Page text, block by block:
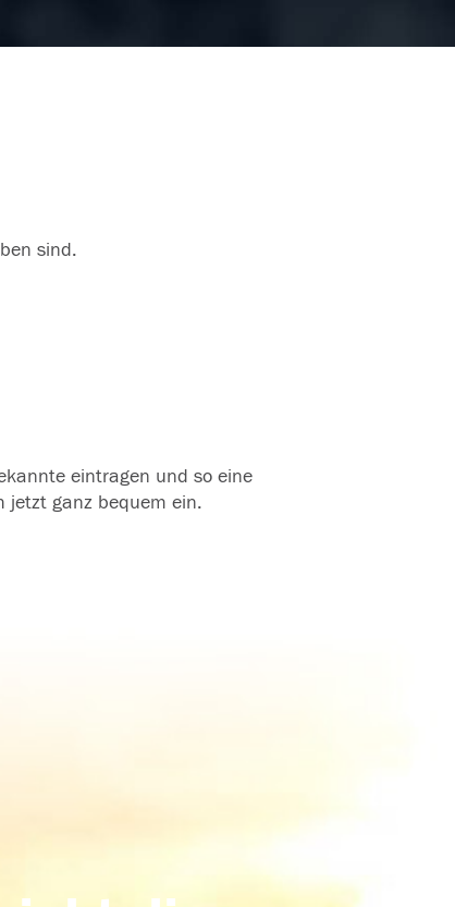
sind.
eintragen und so eine
jetzt ganz bequem ein.